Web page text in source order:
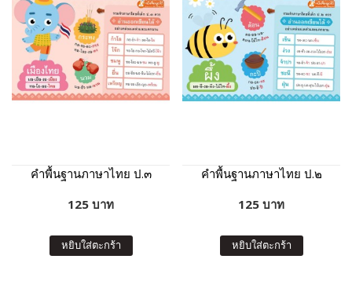
คำพื้นฐานภาษาไทย ป.๓
125 บาท
หยิบใส่ตะกร้า
คำพื้นฐานภาษาไทย ป.๒
125 บาท
หยิบใส่ตะกร้า